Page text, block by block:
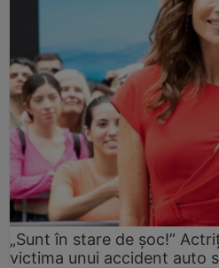
„Sunt în stare de șoc!”
victima unui accident auto